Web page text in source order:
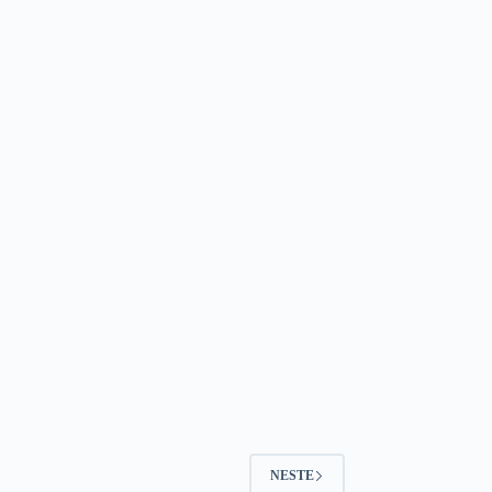
NESTE